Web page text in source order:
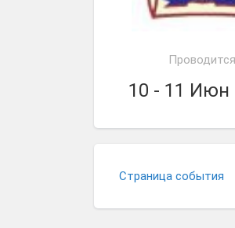
Проводится
10 - 11 Июн
Страница события